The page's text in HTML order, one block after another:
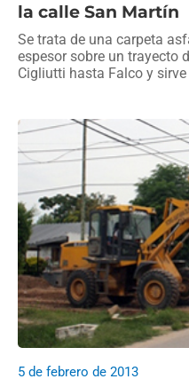
la calle San Martín
Se trata de una carpeta
espesor sobre un trayecto
Cigliutti hasta Falco y
5 de febrero de 2013